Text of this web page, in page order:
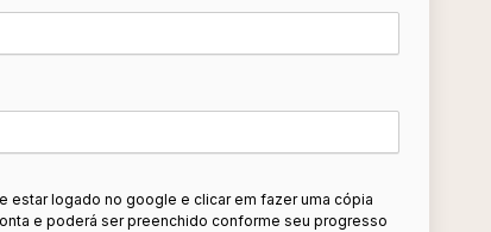
estar logado no google e clicar em fazer uma cópia
e poderá ser preenchido conforme seu progresso